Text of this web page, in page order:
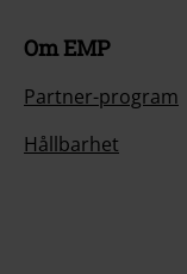
Om EMP
Partner-program
Hållbarhet